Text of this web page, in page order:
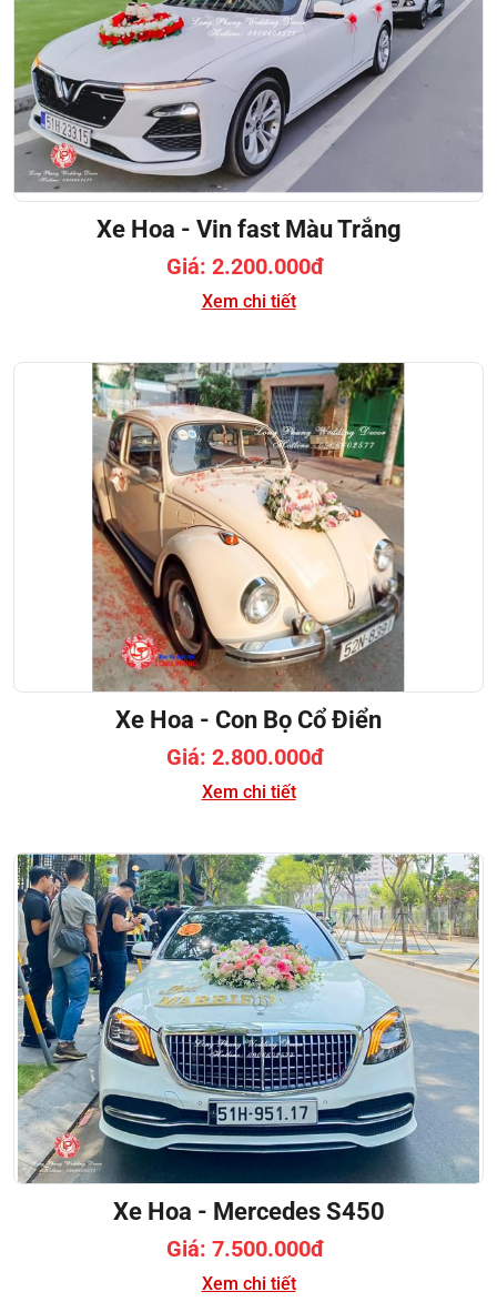
Xe Hoa - Vin fast Màu Trắng
Giá: 2.200.000đ
Xem chi tiết
Xe Hoa - Con Bọ Cổ Điển
Giá: 2.800.000đ
Xem chi tiết
Xe Hoa - Mercedes S450
Giá: 7.500.000đ
Xem chi tiết